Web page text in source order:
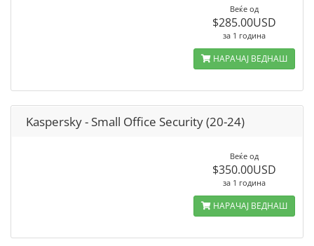
Веќе од
$285.00USD
за 1 година
НАРАЧАЈ ВЕДНАШ
Kaspersky - Small Office Security (20-24)
Веќе од
$350.00USD
за 1 година
НАРАЧАЈ ВЕДНАШ